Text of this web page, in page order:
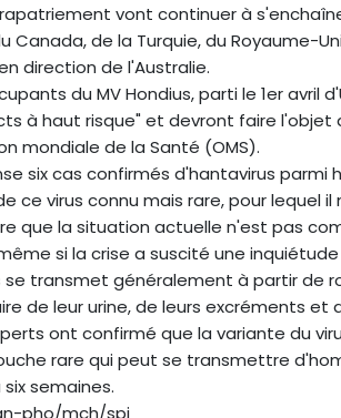
vont continuer à
Canada, de la Turquie, du Royaume-
direction de l'Australie.
du MV Hondius, parti le 1er
à haut risque" et devront faire l'objet
mondiale de la Santé (OMS).
six cas confirmés d'hantavirus
ce virus connu mais rare, pour lequel
que la situation actuelle n'est pas
si la crise a suscité une
se transmet généralement à partir de
de leur urine, de leurs excréments et
ont confirmé que la variante du
rare qui peut se transmettre
semaines.
pho/mch/spi